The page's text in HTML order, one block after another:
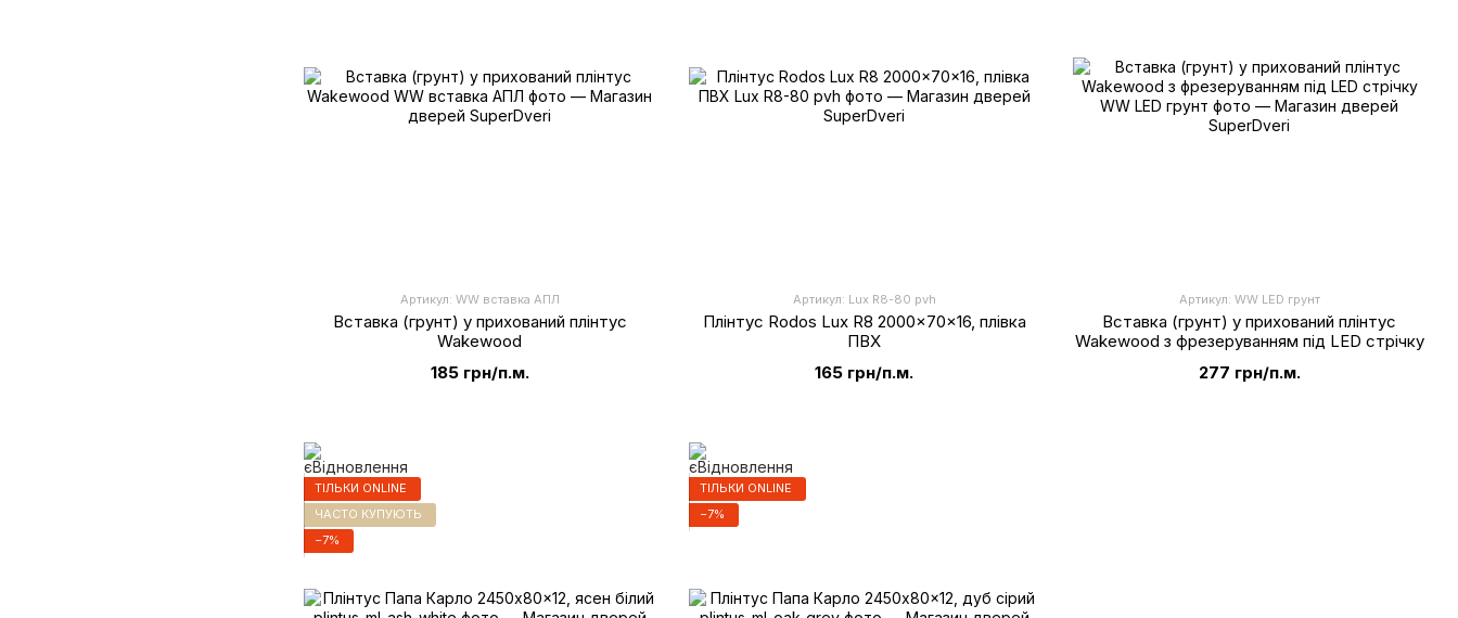
Артикул: WW вставка АПЛ
Вставка (грунт) у прихований плінтус
Wakewood
185 грн/п.м.
Артикул: Lux R8-80 pvh
Плінтус Rodos Lux R8 2000x70x16, плівка
ПВХ
165 грн/п.м.
Артикул: WW LED грунт
Вставка (грунт) у прихований плінтус
Wakewood з фрезеруванням під LED стрічку
277 грн/п.м.
ТІЛЬКИ ONLINE
ЧАСТО КУПУЮТЬ
−7%
ТІЛЬКИ ONLINE
−7%